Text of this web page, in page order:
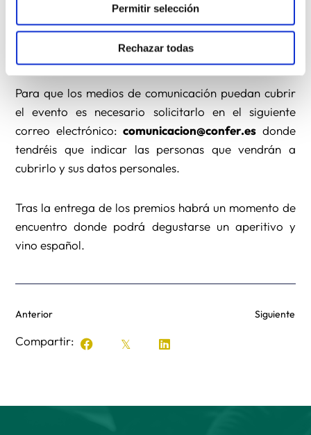
Permitir selección
Rechazar todas
Ø Premio Carisma Especial:La Iglesia en La Palma –
P. Alberto Hernández.
Para que los medios de comunicación puedan cubrir
el evento es necesario solicitarlo en el siguiente
correo electrónico:comunicacion@confer.es donde
tendréis que indicar las personas que vendrán a
cubrirlo y sus datos personales.
Tras la entrega de los premios habrá un momento de
encuentro donde podrá degustarse un aperitivo y
vino español.
Anterior Siguiente
Compartir: